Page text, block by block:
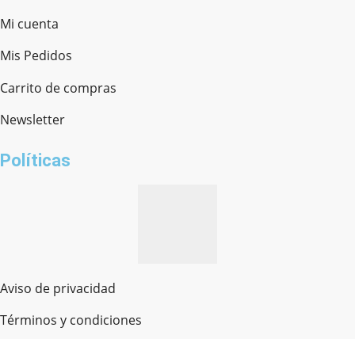
Mi cuenta
Mis Pedidos
Carrito de compras
Newsletter
Políticas
Aviso de privacidad
Términos y condiciones